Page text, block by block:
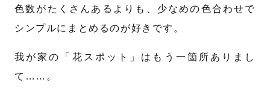
色数がたくさんあるよりも、少なめの色合わせで
シンプルにまとめるのが好きです。
我が家の「花スポット」はもう一箇所ありまし
て……。